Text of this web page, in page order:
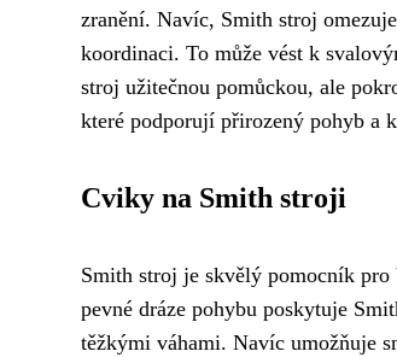
zranění. Navíc, Smith stroj
koordinaci. To může vést k
stroj užitečnou pomůckou, ale
které podporují přirozený pohyb a
Cviky na Smith stroji
Smith stroj je skvělý pomocník
pevné dráze pohybu poskytuje
těžkými váhami. Navíc umožňuje